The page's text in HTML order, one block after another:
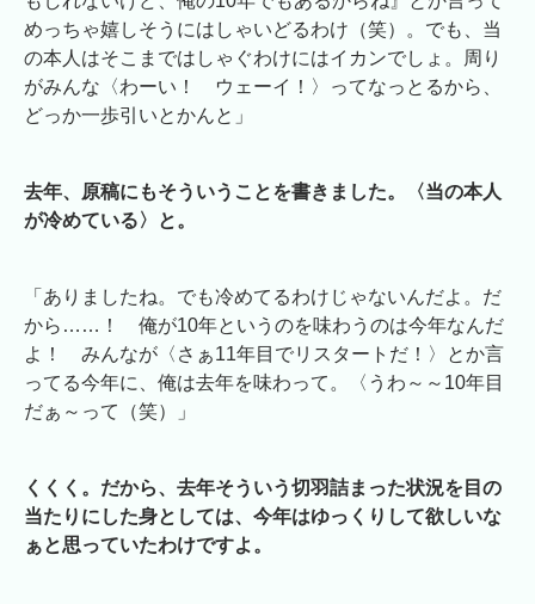
めっちゃ嬉しそうにはしゃいどるわけ（笑）。でも、当
の本人はそこまではしゃぐわけにはイカンでしょ。周り
がみんな〈わーい！ ウェーイ！〉ってなっとるから、
どっか一歩引いとかんと」
去年、原稿にもそういうことを書きました。〈当の本人
が冷めている〉と。
「ありましたね。でも冷めてるわけじゃないんだよ。だ
から……！ 俺が10年というのを味わうのは今年なんだ
よ！ みんなが〈さぁ11年目でリスタートだ！〉とか言
ってる今年に、俺は去年を味わって。〈うわ～～10年目
だぁ～って（笑）」
くくく。だから、去年そういう切羽詰まった状況を目の
当たりにした身としては、今年はゆっくりして欲しいな
ぁと思っていたわけですよ。